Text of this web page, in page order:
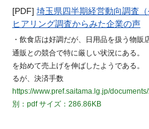
[PDF] 埼玉県四半期経営動向調査
ヒアリング調査からみた企業の声
・飲食店は好調だが、日用品を扱う物販
通販との競合で特に厳しい状況にある。
を始めて売上げを伸ばしたようである。
るが、決済手数
https://www.pref.saitama.lg.jp/
別：pdfサイズ：286.86KB